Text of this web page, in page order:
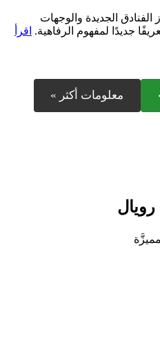
الفنادق الجديدة والوجهات
جديدًا لمفهوم الرفاهية. اقرأ
معلومات أكثر »
رويال